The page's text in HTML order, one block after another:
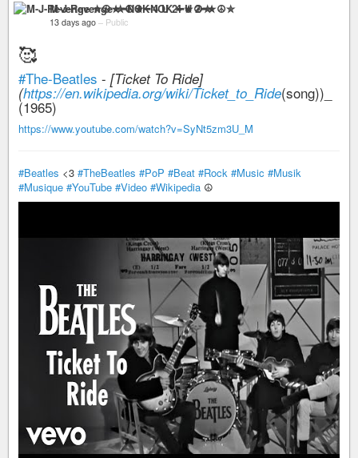
M-J-Revenge ✮☮★━NOK 4 U 2━★☮✮
13 days ago – Public
🥰
#The-Beatles - [Ticket To Ride]
(https://en.wikipedia.org/wiki/Ticket_to_Ride(song))_
(1965)
https://www.youtube.com/watch?v=SyNt5zm3U_M
#Beatles <3 #TheBeatles #PoP #Beat #Rock #Music #Musik
#Musique #YouTube #Video #Wikipedia ☮️